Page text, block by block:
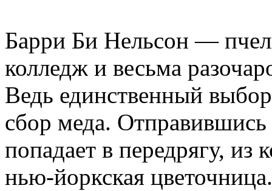
Барри Би Нельсон —
колледж и весьма
Ведь единственный
сбор меда. Отправившись
попадает в передрягу, из
нью-йоркская цветочница.